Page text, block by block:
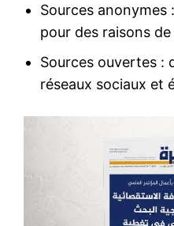
Sources
pour des raisons
Sources ouvertes :
réseaux sociaux et